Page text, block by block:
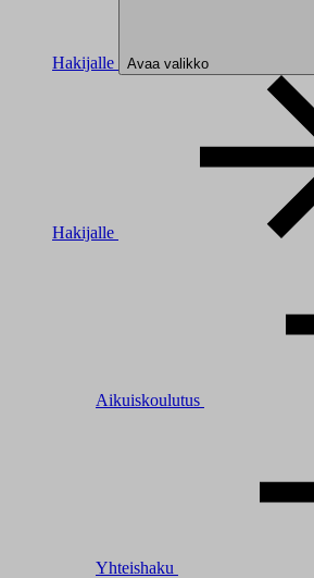
Hakijalle Avaa valikko
Hakijalle
Aikuiskoulutus
Yhteishaku